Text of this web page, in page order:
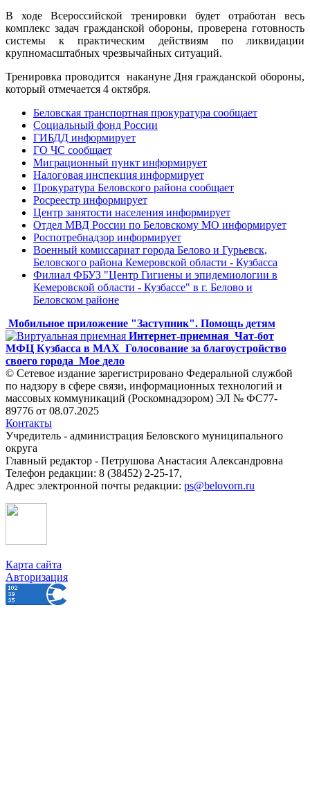
В ходе Всероссийской тренировки будет отработан весь
комплекс задач гражданской обороны, проверена готовность
системы к практическим действиям по ликвидации
крупномасштабных чрезвычайных ситуаций.
Тренировка проводится накануне Дня гражданской обороны,
который отмечается 4 октября.
Беловская транспортная прокуратура сообщает
Социальный фонд России
ГИБДД информирует
ГО ЧС сообщает
Миграционный пункт информирует
Налоговая инспекция информирует
Прокуратура Беловского района сообщает
Росреестр информирует
Центр занятости населения информирует
Отдел МВД России по Беловскому МО информирует
Роспотребнадзор информирует
Военный комиссариат города Белово и Гурьевск,
Беловского района Кемеровской области - Кузбасса
Филиал ФБУЗ "Центр Гигиены и эпидемиологии в
Кемеровской области - Кузбассе" в г. Белово и
Беловском районе
Мобильное приложение "Заступник". Помощь детям
Интернет-приемная Чат-бот
МФЦ Кузбасса в MAX Голосование за благоустройство
своего города Мое дело
© Сетевое издание зарегистрировано Федеральной службой
по надзору в сфере связи, информационных технологий и
массовых коммуникаций (Роскомнадзором) ЭЛ № ФС77-
89776 от 08.07.2025
Контакты
Учредитель - администрация Беловского муниципального
округа
Главный редактор - Петрушова Анастасия Александровна
Телефон редакции: 8 (38452) 2-25-17,
Адрес электронной почты редакции: ps@belovorn.ru
Карта сайта
Авторизация